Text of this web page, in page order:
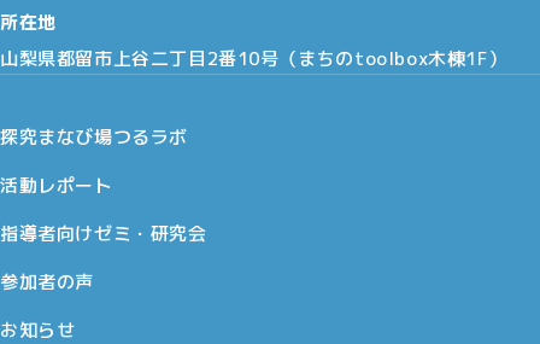
所在地
山梨県都留市上谷二丁目2番10号（まちのtoolbox木棟1F）
探究まなび場つるラボ
活動レポート
指導者向けゼミ・研究会
参加者の声
お知らせ